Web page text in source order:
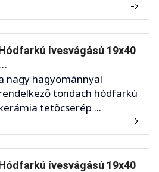
ívesvágású 19x40
nagy hagyománnyal
tondach hódfarkú
tetőcserép ...
ívesvágású 19x40